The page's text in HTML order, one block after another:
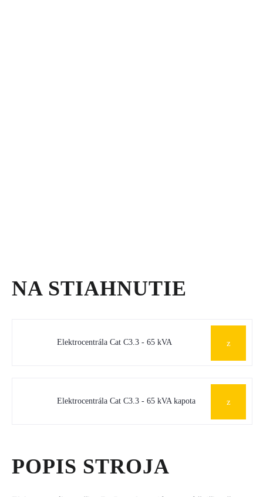
NA STIAHNUTIE
Elektrocentrála Cat C3.3 - 65 kVA
Elektrocentrála Cat C3.3 - 65 kVA kapota
POPIS STROJA